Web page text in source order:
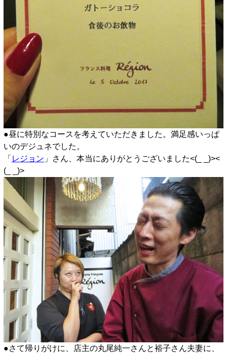
●昼に特別なコースを考えていただきました。満足感いっぱ
いのデジュネでした。
「 レジョン 」さん、本当にありがとうございました<(_ _)><
(_ _)>
●さて帰りがけに、店主の丸尾純一さんと裕子さん夫妻に、